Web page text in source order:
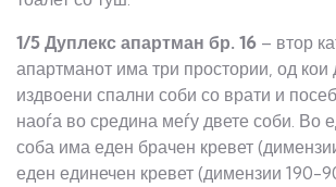
1/5 Дуплекс апартман бр. 16 – втор
апартманот има три простории, од кои
издвоени спални соби со врати и
наоѓа во средина меѓу двете соби. Во
соба има еден брачен кревет
еден единечен кревет (димензии 190-